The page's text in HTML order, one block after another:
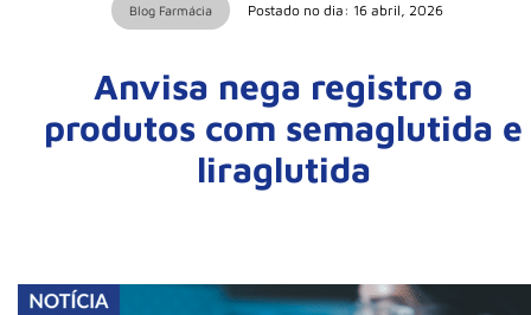
Blog Farmácia Postado no dia: 16 abril, 2026
Anvisa nega registro a
produtos com semaglutida e
liraglutida